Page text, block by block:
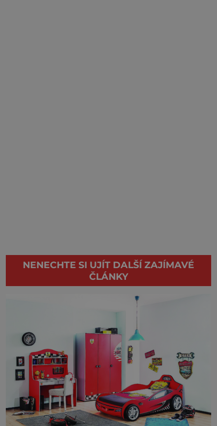
NENECHTE SI UJÍT DALŠÍ ZAJÍMAVÉ
ČLÁNKY